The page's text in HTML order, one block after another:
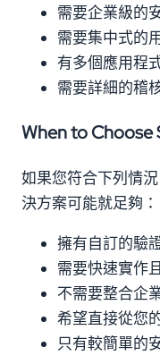
需要企業級的
需要集中式的
有多個應用程
需要詳細的稽
When to Choose
如果您符合下列情
決方案可能就足夠：
擁有自訂的驗
需要快速實作
不需要整合企
希望直接從您
只有較簡單的